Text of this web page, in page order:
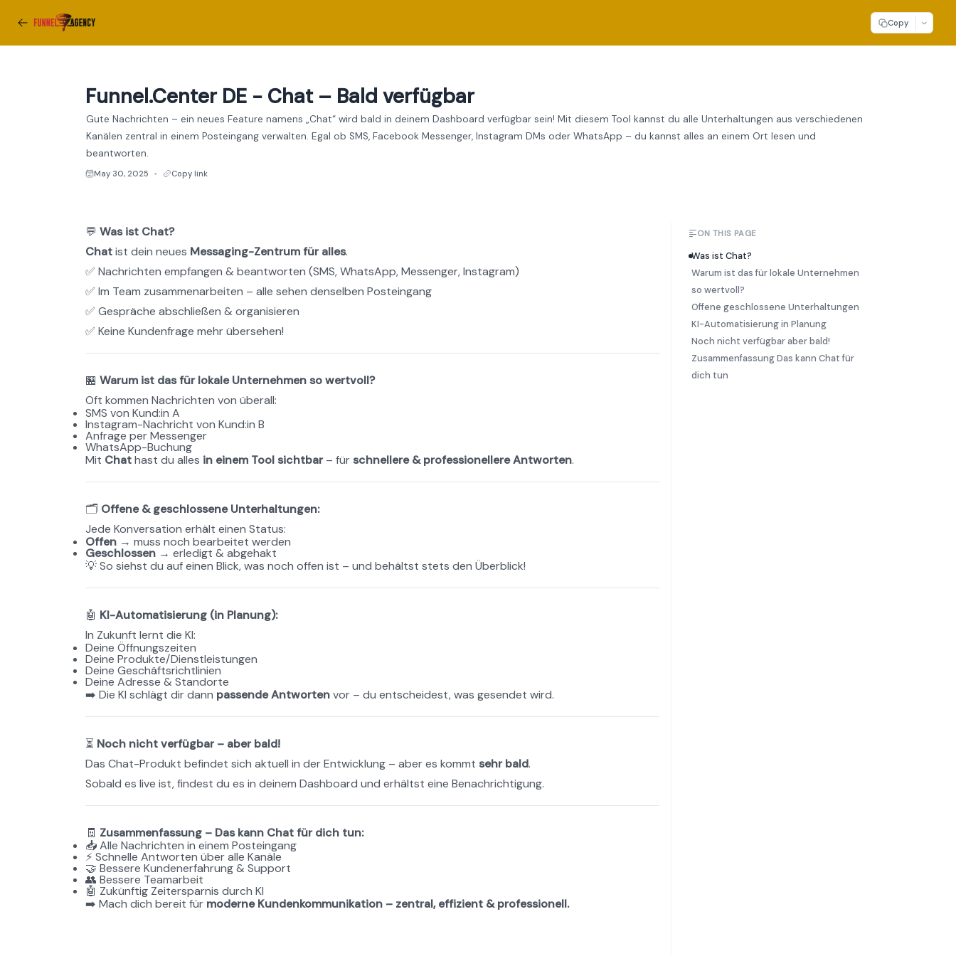
Copy
Funnel.Center DE - Chat – Bald verfügbar
Gute Nachrichten – ein neues Feature namens „Chat“ wird bald in deinem Dashboard verfügbar sein! Mit diesem Tool kannst du alle Unterhaltungen aus verschiedenen
Kanälen zentral in einem Posteingang verwalten. Egal ob SMS, Facebook Messenger, Instagram DMs oder WhatsApp – du kannst alles an einem Ort lesen und
beantworten.
May 30, 2025 ● Copy link
💬 Was ist Chat?
Chat ist dein neues Messaging-Zentrum für alles.
✅ Nachrichten empfangen & beantworten (SMS, WhatsApp, Messenger, Instagram)
✅ Im Team zusammenarbeiten – alle sehen denselben Posteingang
✅ Gespräche abschließen & organisieren
✅ Keine Kundenfrage mehr übersehen!
🏪 Warum ist das für lokale Unternehmen so wertvoll?
Oft kommen Nachrichten von überall:
SMS von Kund:in A
Instagram-Nachricht von Kund:in B
Anfrage per Messenger
WhatsApp-Buchung
Mit Chat hast du alles in einem Tool sichtbar – für schnellere & professionellere Antworten.
🗂️ Offene & geschlossene Unterhaltungen:
Jede Konversation erhält einen Status:
Offen → muss noch bearbeitet werden
Geschlossen → erledigt & abgehakt
💡 So siehst du auf einen Blick, was noch offen ist – und behältst stets den Überblick!
🤖 KI-Automatisierung (in Planung):
In Zukunft lernt die KI:
Deine Öffnungszeiten
Deine Produkte/Dienstleistungen
Deine Geschäftsrichtlinien
Deine Adresse & Standorte
➡️ Die KI schlägt dir dann passende Antworten vor – du entscheidest, was gesendet wird.
⏳ Noch nicht verfügbar – aber bald!
Das Chat-Produkt befindet sich aktuell in der Entwicklung – aber es kommt sehr bald.
Sobald es live ist, findest du es in deinem Dashboard und erhältst eine Benachrichtigung.
🧾 Zusammenfassung – Das kann Chat für dich tun:
📥 Alle Nachrichten in einem Posteingang
⚡ Schnelle Antworten über alle Kanäle
🤝 Bessere Kundenerfahrung & Support
👥 Bessere Teamarbeit
🤖 Zukünftig Zeitersparnis durch KI
➡️ Mach dich bereit für moderne Kundenkommunikation – zentral, effizient & professionell.
ON THIS PAGE
Was ist Chat?
Warum ist das für lokale Unternehmen
so wertvoll?
Offene geschlossene Unterhaltungen
KI-Automatisierung in Planung
Noch nicht verfügbar aber bald!
Zusammenfassung Das kann Chat für
dich tun